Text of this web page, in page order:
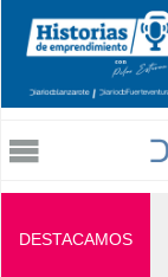
DESTACAMOS